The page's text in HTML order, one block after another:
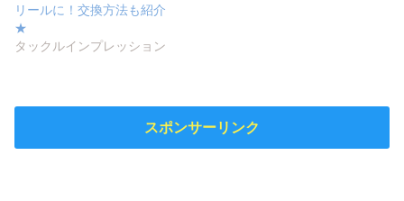
リールに！交換方法も紹介
★
タックルインプレッション
スポンサーリンク